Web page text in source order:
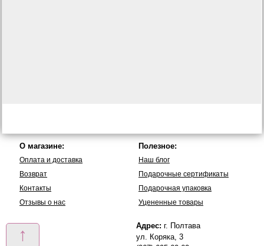
↑
О магазине:
Оплата и доставка
Возврат
Контакты
Отзывы о нас
Полезное:
Наш блог
Подарочные сертификаты
Подарочная упаковка
Уцененные товары
Адрес: г. Полтава
ул. Коряка, 3